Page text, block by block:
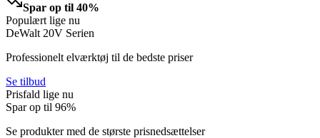
Spar op til 40%
Populært lige nu
DeWalt 20V Serien
Professionelt elværktøj til de bedste priser
Se tilbud
Prisfald lige nu
Spar op til 96%
Se produkter med de største prisnedsættelser